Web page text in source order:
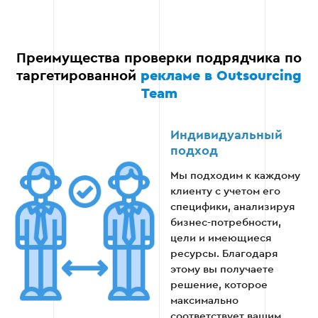
Процесс работы. Как происходит
планирование, настройка и запуск
рекламных кампаний.
Методики анализа эффективности. Какие
оценки результатов.
Предложения для вашего бизнеса. Какие
конкретные решения подрядчик
предлагает для вашего проекта.
Этап 4
Преимущества проверки подрядчика по
таргетированной рекламе в Outsourcing
Team
Индивидуальный
подход
Мы подходим к каждому
клиенту с учетом его
специфики, анализируя
бизнес-потребности,
цели и имеющиеся
ресурсы. Благодаря
этому вы получаете
решение, которое
максимально